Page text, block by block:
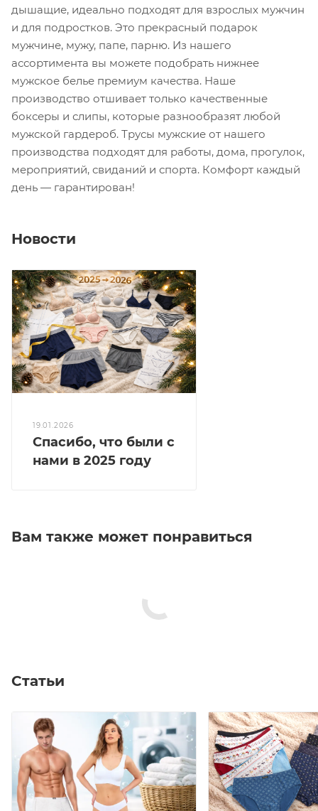
дышащие, идеально подходят для взрослых мужчин
и для подростков. Это прекрасный подарок
мужчине, мужу, папе, парню. Из нашего
ассортимента вы можете подобрать нижнее
мужское белье премиум качества. Наше
производство отшивает только качественные
боксеры и слипы, которые разнообразят любой
мужской гардероб. Трусы мужские от нашего
производства подходят для работы, дома, прогулок,
мероприятий, свиданий и спорта. Комфорт каждый
день — гарантирован!
Новости
19.01.2026
Спасибо, что были с
нами в 2025 году
Вам также может понравиться
Статьи